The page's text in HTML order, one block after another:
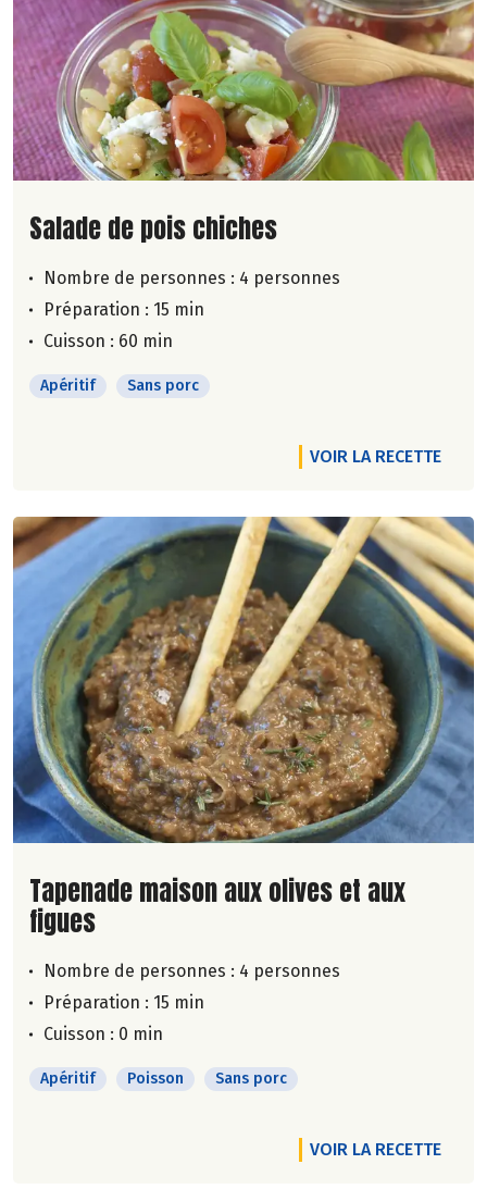
Lire la suite de la recette
Salade de pois chiches
Nombre de personnes : 4 personnes
Préparation : 15 min
Cuisson : 60 min
Apéritif Sans porc
VOIR LA RECETTE
Lire la suite de la recette
Tapenade maison aux olives et aux
figues
Nombre de personnes : 4 personnes
Préparation : 15 min
Cuisson : 0 min
Apéritif Poisson Sans porc
VOIR LA RECETTE